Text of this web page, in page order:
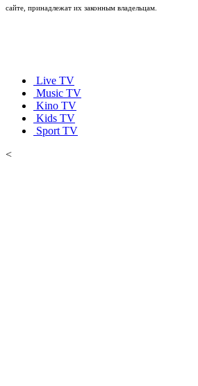
сайте, принадлежат их законным владельцам.
Live TV
Music TV
Kino TV
Kids TV
Sport TV
<